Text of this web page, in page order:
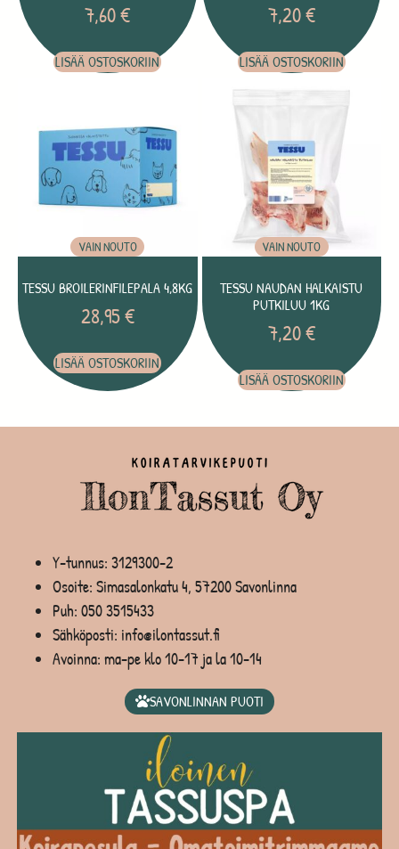
7,60€
LISÄÄ OSTOSKORIIN
7,20€
LISÄÄ OSTOSKORIIN
VAIN NOUTO
TESSU BROILERINFILEPALA 4,8KG
28,95€
LISÄÄ OSTOSKORIIN
VAIN NOUTO
TESSU NAUDAN HALKAISTU
PUTKILUU 1KG
7,20€
LISÄÄ OSTOSKORIIN
Y-tunnus: 3129300-2
Osoite: Simasalonkatu 4, 57200 Savonlinna
Puh: 050 3515433
Sähköposti: info@ilontassut.fi
Avoinna: ma-pe klo 10-17 ja la 10-14
SAVONLINNAN PUOTI